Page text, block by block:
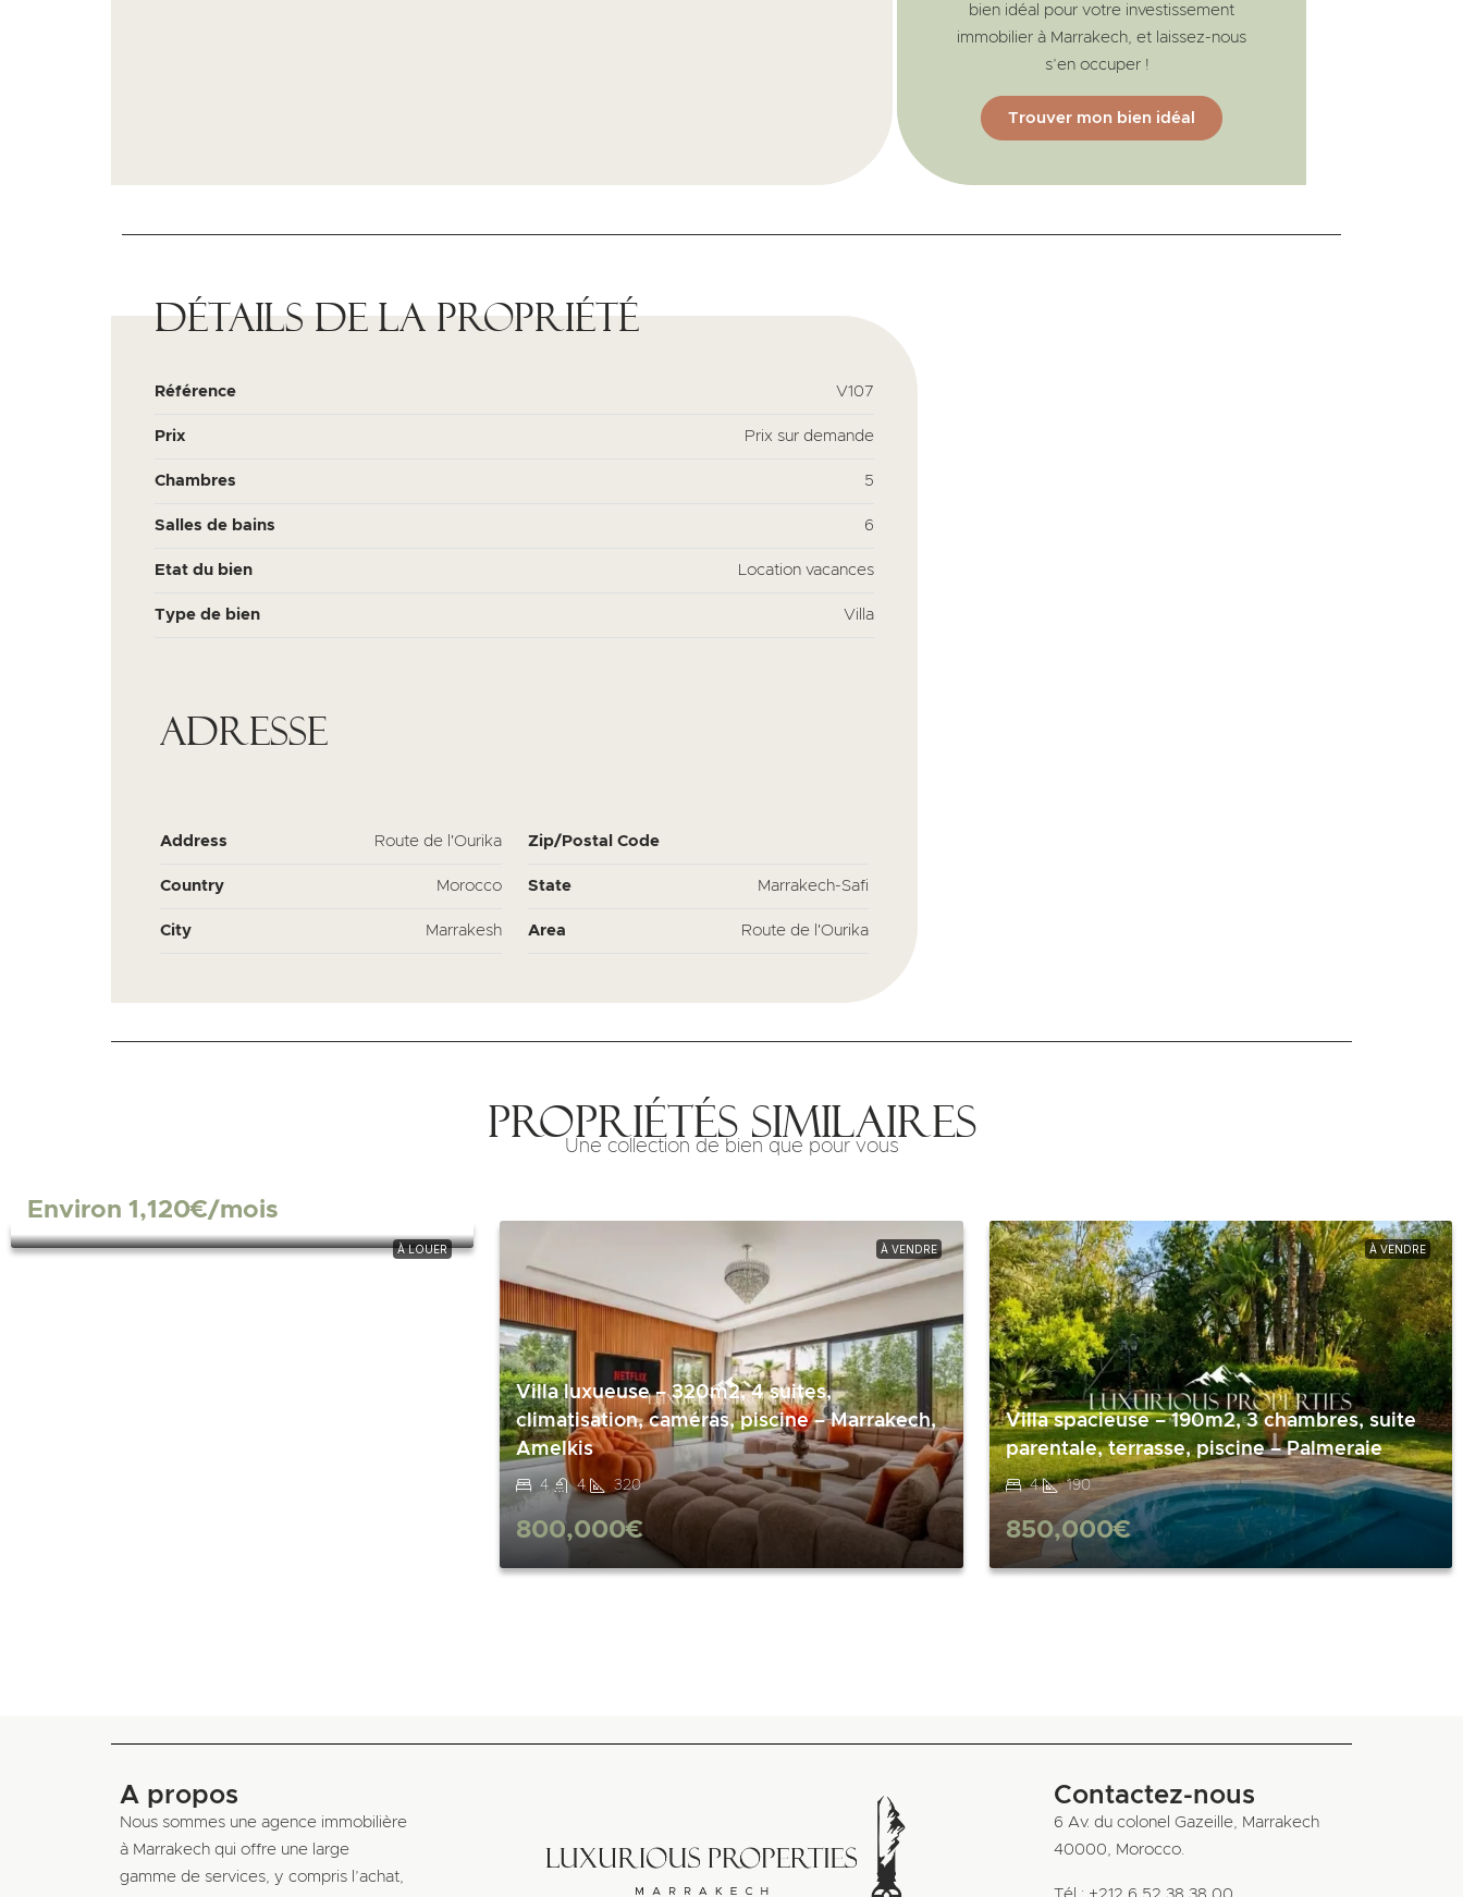
bien idéal pour votre investissement
immobilier à Marrakech, et laissez-nous
s’en occuper !
Trouver mon bien idéal
Détails de la propriété
Référence V107
Prix Prix sur demande
Chambres 5
Salles de bains 6
Etat du bien Location vacances
Type de bien Villa
Adresse
Address Route de l'Ourika Zip/Postal Code
Country Morocco State Marrakech-Safi
City Marrakesh Area Route de l'Ourika
Propriétés similaires
Une collection de bien que pour vous
À LOUER
Environ 1,120€/mois
À VENDRE
Villa luxueuse – 320m2, 4 suites,
climatisation, caméras, piscine – Marrakech,
Amelkis
4 4 320
800,000€
À VENDRE
Villa spacieuse – 190m2, 3 chambres, suite
parentale, terrasse, piscine – Palmeraie
4 190
850,000€
A propos
Nous sommes une agence immobilière
à Marrakech qui offre une large
gamme de services, y compris l’achat,
Contactez-nous
6 Av. du colonel Gazeille, Marrakech
40000, Morocco.